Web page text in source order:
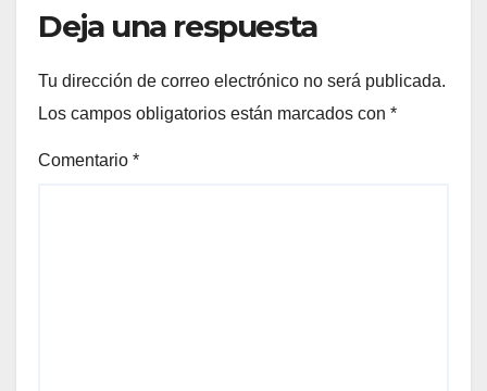
Deja una respuesta
Tu dirección de correo electrónico no será publicada.
Los campos obligatorios están marcados con *
Comentario *